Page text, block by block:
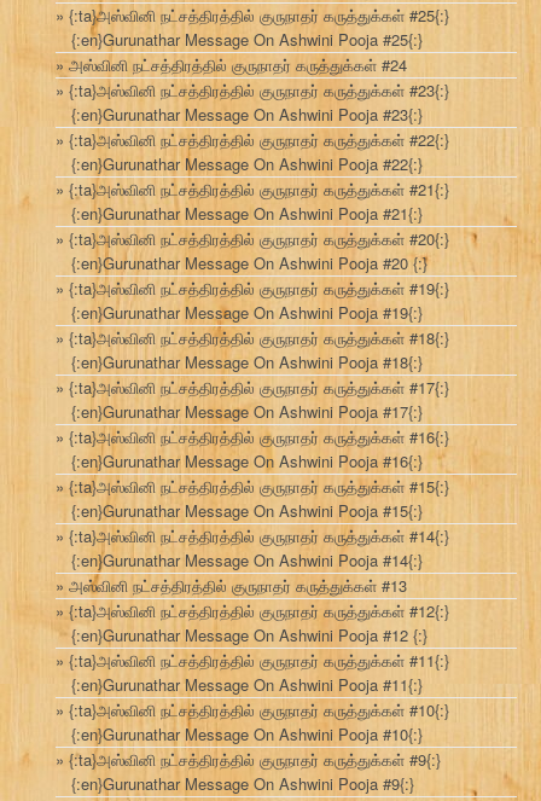
{:ta}அஸ்வினி நட்சத்திரத்தில் குருநாதர் கருத்துக்கள் #25{:}
{:en}Gurunathar Message On Ashwini Pooja #25{:}
அஸ்வினி நட்சத்திரத்தில் குருநாதர் கருத்துக்கள் #24
{:ta}அஸ்வினி நட்சத்திரத்தில் குருநாதர் கருத்துக்கள் #23{:}
{:en}Gurunathar Message On Ashwini Pooja #23{:}
{:ta}அஸ்வினி நட்சத்திரத்தில் குருநாதர் கருத்துக்கள் #22{:}
{:en}Gurunathar Message On Ashwini Pooja #22{:}
{:ta}அஸ்வினி நட்சத்திரத்தில் குருநாதர் கருத்துக்கள் #21{:}
{:en}Gurunathar Message On Ashwini Pooja #21{:}
{:ta}அஸ்வினி நட்சத்திரத்தில் குருநாதர் கருத்துக்கள் #20{:}
{:en}Gurunathar Message On Ashwini Pooja #20 {:}
{:ta}அஸ்வினி நட்சத்திரத்தில் குருநாதர் கருத்துக்கள் #19{:}
{:en}Gurunathar Message On Ashwini Pooja #19{:}
{:ta}அஸ்வினி நட்சத்திரத்தில் குருநாதர் கருத்துக்கள் #18{:}
{:en}Gurunathar Message On Ashwini Pooja #18{:}
{:ta}அஸ்வினி நட்சத்திரத்தில் குருநாதர் கருத்துக்கள் #17{:}
{:en}Gurunathar Message On Ashwini Pooja #17{:}
{:ta}அஸ்வினி நட்சத்திரத்தில் குருநாதர் கருத்துக்கள் #16{:}
{:en}Gurunathar Message On Ashwini Pooja #16{:}
{:ta}அஸ்வினி நட்சத்திரத்தில் குருநாதர் கருத்துக்கள் #15{:}
{:en}Gurunathar Message On Ashwini Pooja #15{:}
{:ta}அஸ்வினி நட்சத்திரத்தில் குருநாதர் கருத்துக்கள் #14{:}
{:en}Gurunathar Message On Ashwini Pooja #14{:}
அஸ்வினி நட்சத்திரத்தில் குருநாதர் கருத்துக்கள் #13
{:ta}அஸ்வினி நட்சத்திரத்தில் குருநாதர் கருத்துக்கள் #12{:}
{:en}Gurunathar Message On Ashwini Pooja #12 {:}
{:ta}அஸ்வினி நட்சத்திரத்தில் குருநாதர் கருத்துக்கள் #11{:}
{:en}Gurunathar Message On Ashwini Pooja #11{:}
{:ta}அஸ்வினி நட்சத்திரத்தில் குருநாதர் கருத்துக்கள் #10{:}
{:en}Gurunathar Message On Ashwini Pooja #10{:}
{:ta}அஸ்வினி நட்சத்திரத்தில் குருநாதர் கருத்துக்கள் #9{:}
{:en}Gurunathar Message On Ashwini Pooja #9{:}